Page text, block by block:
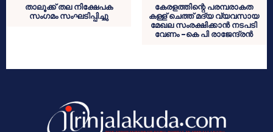
താലൂക്ക് തല നിക്ഷേപക
സംഗമം സംഘടിപ്പിച്ചു
കേരളത്തിന്റെ പരമ്പരാകത
കള്ള് ചെത്ത് മദ്യ വ്യവസായ
മേഖല സംരക്ഷിക്കാന്‍ നടപടി
വേണം -കെ പി രാജേന്ദ്രന്‍